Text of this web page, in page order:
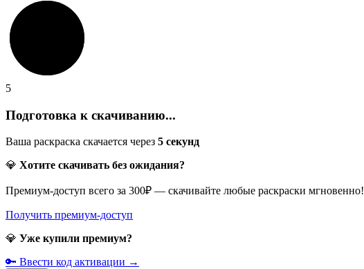
5
Подготовка к скачиванию...
Ваша раскраска скачается через 5 секунд
💎 Хотите скачивать без ожидания?
Премиум-доступ всего за 300₽ — скачивайте любые раскраски мгновенно!
Получить премиум-доступ
💎 Уже купили премиум?
🔑 Ввести код активации →